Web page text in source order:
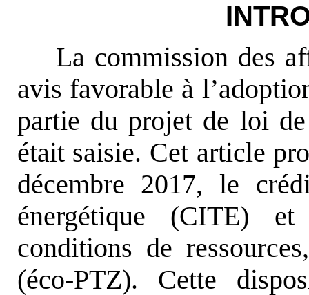
La commission des
avis favorable à
partie du projet de loi
était saisie. Cet article
décembre 2017, le
énergétique (CITE)
conditions de
(éco-PTZ). Cette